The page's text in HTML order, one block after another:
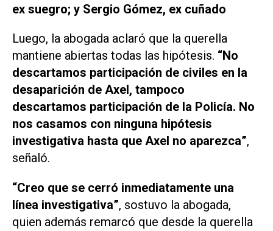
ex suegro; y Sergio Gómez, ex cuñado
Luego, la abogada aclaró que la querella
mantiene abiertas todas las hipótesis. “No
descartamos participación de civiles en la
desaparición de Axel, tampoco
descartamos participación de la Policía. No
nos casamos con ninguna hipótesis
investigativa hasta que Axel no aparezca”,
señaló.
“Creo que se cerró inmediatamente una
línea investigativa”, sostuvo la abogada,
quien además remarcó que desde la querella